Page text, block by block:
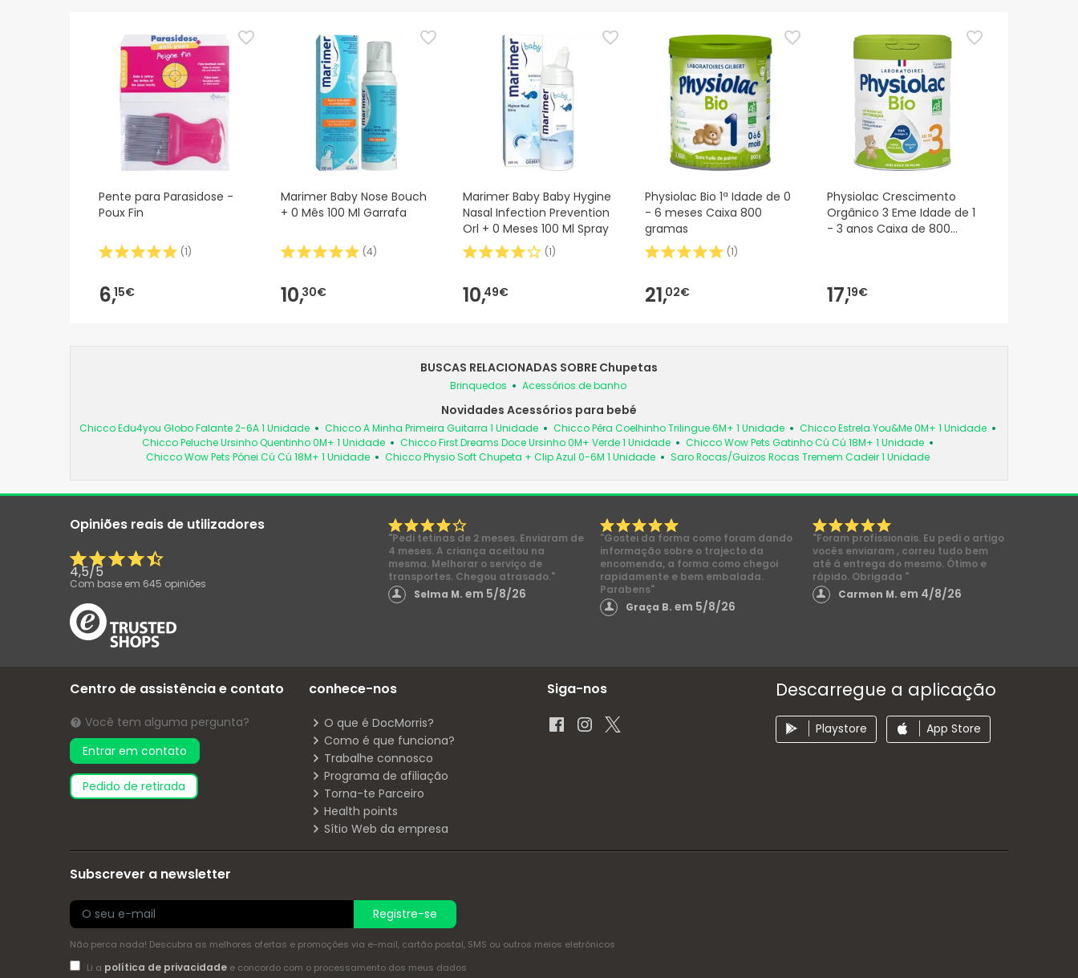
Pente para Parasidose -
Poux Fin
(1)
6,15€
Marimer Baby Nose Bouch
+ 0 Mês 100 Ml Garrafa
(4)
10,30€
Marimer Baby Baby Hygine
Nasal Infection Prevention
Orl + 0 Meses 100 Ml Spray
(1)
10,49€
Physiolac Bio 1ª Idade de 0
- 6 meses Caixa 800
gramas
(1)
21,02€
Physiolac Crescimento
Orgânico 3 Eme Idade de 1
- 3 anos Caixa de 800
17,19€
BUSCAS RELACIONADAS SOBRE Chupetas
Brinquedos Acessórios de banho
Novidades Acessórios para bebé
Chicco Edu4you Globo Falante 2-6A 1 Unidade Chicco A Minha Primeira Guitarra 1 Unidade Chicco Pêra Coelhinho Trilingue 6M+ 1 Unidade
Chicco Estrela You&Me 0M+ 1 Unidade
Chicco Peluche Ursinho Quentinho 0M+ 1 Unidade
Chicco First Dreams Doce Ursinho 0M+ Verde 1 Unidade
Chicco Wow Pets Gatinho Cú Cú 18M+ 1 Unidade
Chicco Wow Pets Pónei Cú Cú 18M+ 1 Unidade
Chicco Physio Soft Chupeta + Clip Azul 0-6M 1 Unidade Saro Rocas/Guizos Rocas Tremem Cadeir 1 Unidade
Opiniões reais de utilizadores
4,5/5
Com base em 645 opiniões
"Pedi tetinas de 2 meses. Enviaram de
4 meses. A criança aceitou na
mesma. Melhorar o serviço de
transportes. Chegou atrasado."
Selma M. em 5/8/26
"Gostei da forma como foram dando
informação sobre o trajecto da
encomenda, a forma como chegoi
rapidamente e bem embalada.
Parabens"
Graça B.em 5/8/26
"Foram profissionais. Eu pedi o artigo
vocês enviaram , correu tudo bem
até á entrega do mesmo. Ótimo e
rápido. Obrigada "
Carmen M. em 4/8/26
Centro de assistência e contato
Você tem alguma pergunta?
Entrar em contato
pedido de retirada
conhece-nos
O que é DocMorris?
Como é que funciona?
Trabalhe connosco
Programa de afiliação
Torna-te Parceiro
Health points
Sítio Web da empresa
Siga-nos Descarregue a aplicação
Playstore App Store
Subscrever a newsletter
Registre-se
Não perca nada! Descubra as melhores ofertas e promoções via e-mail, cartão postal, SMS ou outros meios eletrónicos
Li a política de privacidadee concordo com o processamento dos meus dados